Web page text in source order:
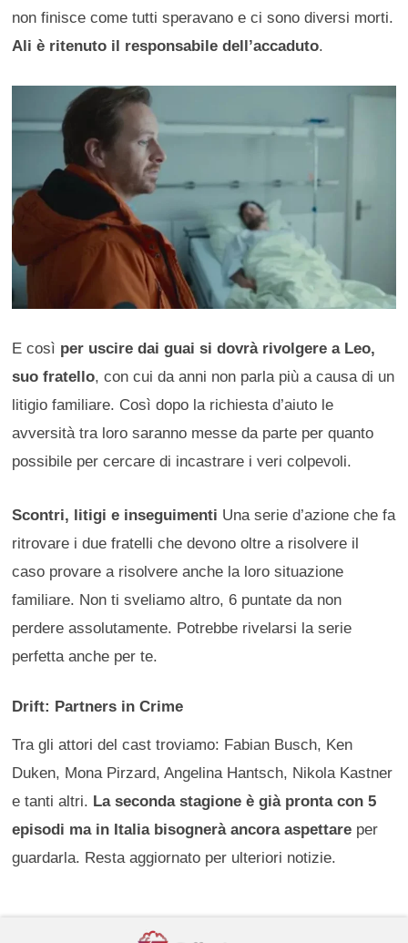
non finisce come tutti speravano e ci sono diversi morti.
Ali è ritenuto il responsabile dell’accaduto.
E così per uscire dai guai si dovrà rivolgere a Leo,
suo fratello, con cui da anni non parla più a causa di un
litigio familiare. Così dopo la richiesta d’aiuto le
avversità tra loro saranno messe da parte per quanto
possibile per cercare di incastrare i veri colpevoli.
Scontri, litigi e inseguimenti Una serie d’azione che fa
ritrovare i due fratelli che devono oltre a risolvere il
caso provare a risolvere anche la loro situazione
familiare. Non ti sveliamo altro, 6 puntate da non
perdere assolutamente. Potrebbe rivelarsi la serie
perfetta anche per te.
Drift: Partners in Crime
Tra gli attori del cast troviamo: Fabian Busch, Ken
Duken, Mona Pirzard, Angelina Hantsch, Nikola Kastner
e tanti altri. La seconda stagione è già pronta con 5
episodi ma in Italia bisognerà ancora aspettare per
guardarla. Resta aggiornato per ulteriori notizie.